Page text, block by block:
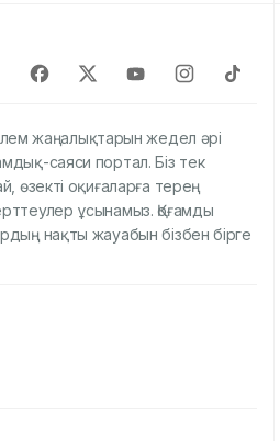
жаңалықтарын жедел әрі
саяси портал. Біз тек
өзекті оқиғаларға терең
ұсынамыз. Қоғамды
нақты жауабын бізбен бірге